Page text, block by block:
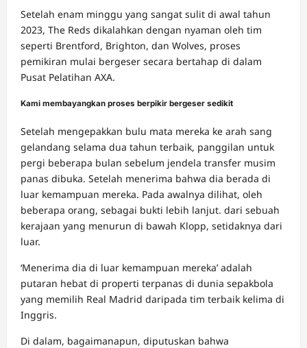
Setelah enam minggu yang sangat sulit di awal tahun
2023, The Reds dikalahkan dengan nyaman oleh tim
seperti Brentford, Brighton, dan Wolves, proses
pemikiran mulai bergeser secara bertahap di dalam
Pusat Pelatihan AXA.
Kami membayangkan proses berpikir bergeser sedikit
Setelah mengepakkan bulu mata mereka ke arah sang
gelandang selama dua tahun terbaik, panggilan untuk
pergi beberapa bulan sebelum jendela transfer musim
panas dibuka. Setelah menerima bahwa dia berada di
luar kemampuan mereka. Pada awalnya dilihat, oleh
beberapa orang, sebagai bukti lebih lanjut. dari sebuah
kerajaan yang menurun di bawah Klopp, setidaknya dari
luar.
‘Menerima dia di luar kemampuan mereka’ adalah
putaran hebat di properti terpanas di dunia sepakbola
yang memilih Real Madrid daripada tim terbaik kelima di
Inggris.
Di dalam, bagaimanapun, diputuskan bahwa